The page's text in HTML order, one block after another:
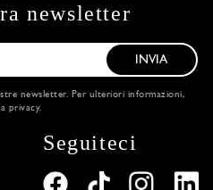
newsletter
INVIA
newsletter. Per ulteriori informazioni,
privacy.
Seguiteci